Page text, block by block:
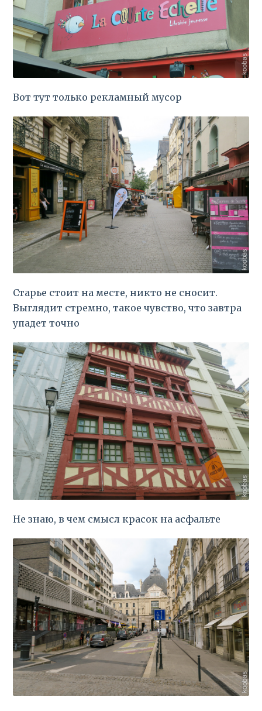
Вот тут только рекламный мусор
Старье стоит на месте, никто не сносит.
Выглядит стремно, такое чувство, что завтра
упадет точно
Не знаю, в чем смысл красок на асфальте